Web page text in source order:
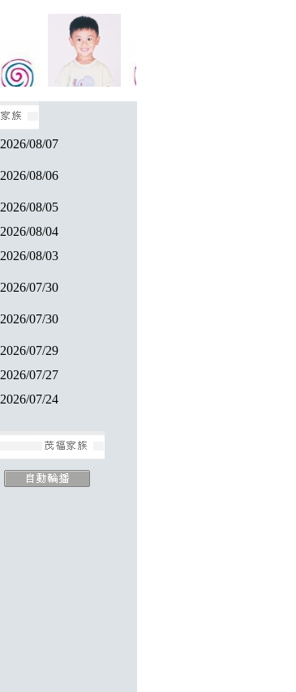
2026/08/07
2026/08/06
2026/08/05
2026/08/04
2026/08/03
2026/07/30
2026/07/30
2026/07/29
2026/07/27
2026/07/24